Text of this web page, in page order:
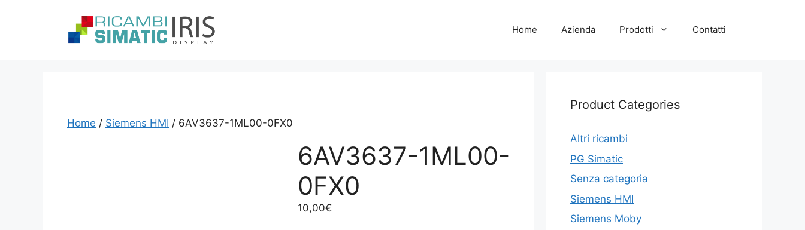
Home Azienda Prodotti Contatti
Home / Siemens HMI / 6AV3637-1ML00-0FX0
6AV3637-1ML00-
0FX0
10,00€
Product Categories
Altri ricambi
PG Simatic
Senza categoria
Siemens HMI
Siemens Moby